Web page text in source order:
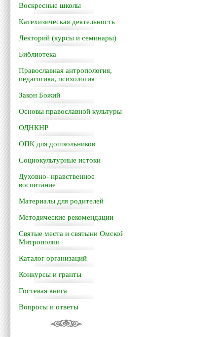
Воскресные школы
Катехизическая деятельность
Лекторий (курсы и семинары)
Библиотека
Православная антропология,
педагогика, психология
Закон Божий
Основы православной культуры
ОДНКНР
ОПК для дошкольников
Социокультурные истоки
Духовно- нравственное
воспитание
Материалы для родителей
Методические рекомендации
Святые места и святыни Омской
Митрополии
Каталог организаций
Конкурсы и гранты
Гостевая книга
Вопросы и ответы